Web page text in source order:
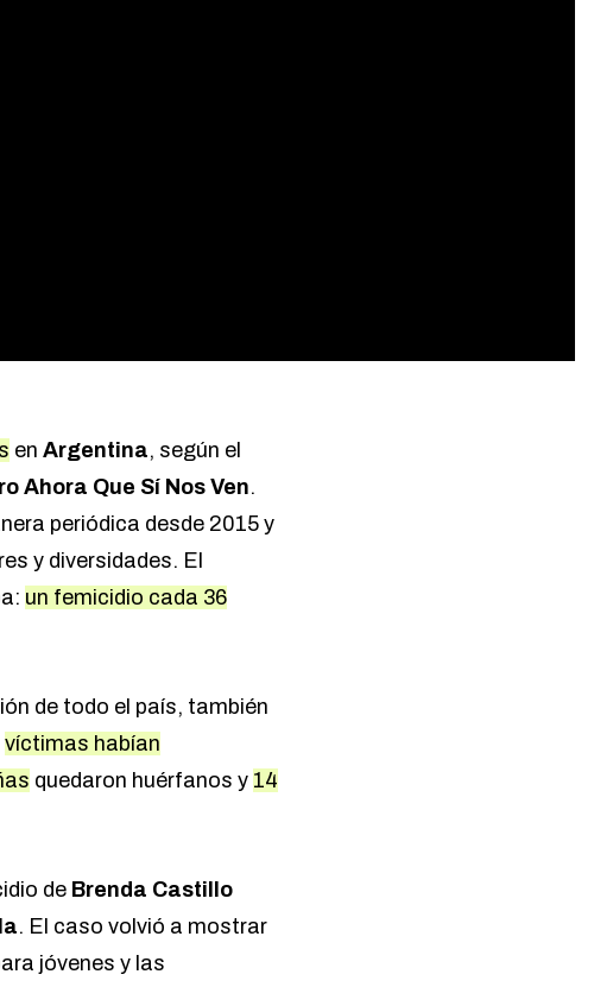
en Argentina, según el
Ahora Que Sí Nos Ven.
periódica desde 2015 y
y diversidades. El
un femicidio cada 36
de todo el país, también
víctimas habían
quedaron huérfanos y 14
de Brenda Castillo
. El caso volvió a mostrar
jóvenes y las